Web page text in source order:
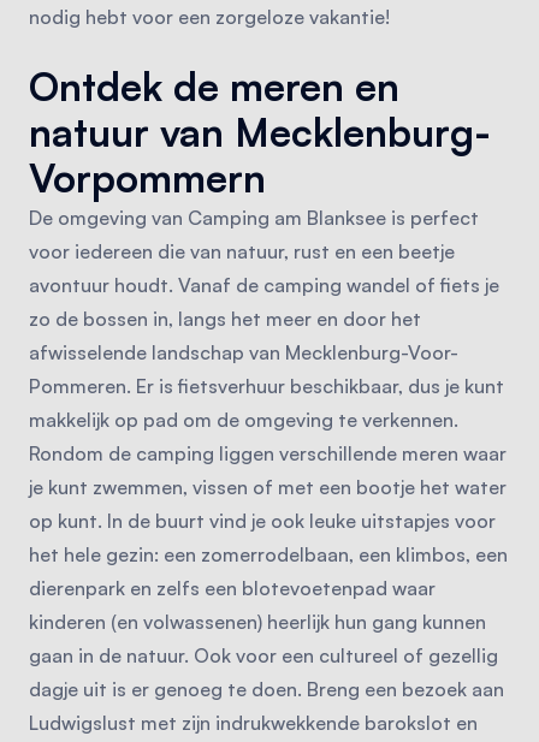
nodig hebt voor een zorgeloze vakantie!
Ontdek de meren en
natuur van Mecklenburg-
Vorpommern
De omgeving van Camping am Blanksee is perfect
voor iedereen die van natuur, rust en een beetje
avontuur houdt. Vanaf de camping wandel of fiets je
zo de bossen in, langs het meer en door het
afwisselende landschap van Mecklenburg-Voor-
Pommeren. Er is fietsverhuur beschikbaar, dus je kunt
makkelijk op pad om de omgeving te verkennen.
Rondom de camping liggen verschillende meren waar
je kunt zwemmen, vissen of met een bootje het water
op kunt. In de buurt vind je ook leuke uitstapjes voor
het hele gezin: een zomerrodelbaan, een klimbos, een
dierenpark en zelfs een blotevoetenpad waar
kinderen (en volwassenen) heerlijk hun gang kunnen
gaan in de natuur. Ook voor een cultureel of gezellig
dagje uit is er genoeg te doen. Breng een bezoek aan
Ludwigslust met zijn indrukwekkende barokslot en